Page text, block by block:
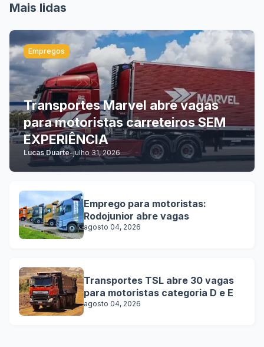
Mais lidas
Empregos
Transportes Marvel abre vagas
para motoristas carreteiros SEM
EXPERIÊNCIA
Lucas Duarte-julho 31, 2026
Emprego para motoristas:
Rodojunior abre vagas
agosto 04, 2026
Transportes TSL abre 30 vagas
para motoristas categoria D e E
agosto 04, 2026